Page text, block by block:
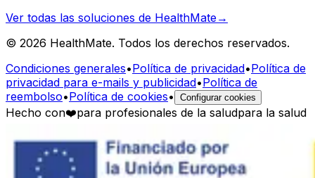
Ver todas las soluciones de HealthMate→
© 2026 HealthMate. Todos los derechos reservados.
Condiciones generales•Política de privacidad•Política de
privacidad para e-mails y publicidad•Política de
reembolso•Política de cookies• Configurar cookies
Hecho con❤️para profesionales de la saludpara la salud